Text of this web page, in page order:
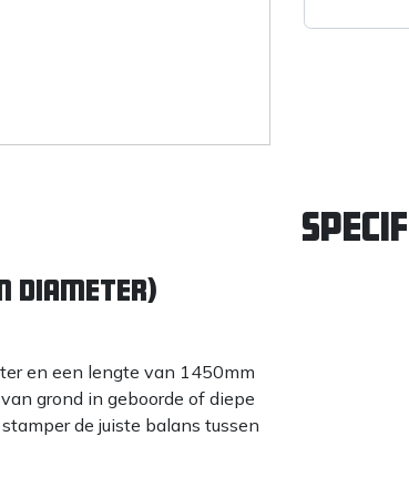
diameter)
en een lengte van 1450mm
grond in geboorde of diepe
de juiste balans tussen